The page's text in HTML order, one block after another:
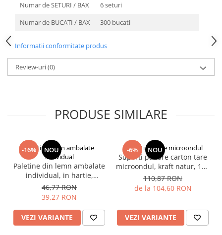
DISPENSER SERVETELE
Numar de SETURI / BAX
6 seturi
Numar de BUCATI / BAX
300 bucati
Informatii conformitate produs
Review-uri(0)
PRODUSE SIMILARE
-16% NOU
Paletine lemn ambalate
individual
Paletine din lemn ambalate
individual, in hartie,
lungime 140 mm, 1000
buc/set, 10 set/bax
46,77 RON
39,27 RON
VEZI VARIANTE
-6% NOU
Suporti pahare microondul
Suporti pahare carton tare
microondul, kraft natur, 198
x 175 x 38 mm, 100 buc/set,
6set/bax, 600 buc/bax
110,87 RON
de la 104,60 RON
VEZI VARIANTE